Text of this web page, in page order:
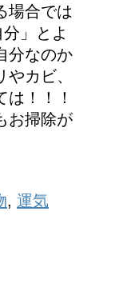
場合では
」とよ
分なのか
カビ、
！！！
お掃除が
, 運気